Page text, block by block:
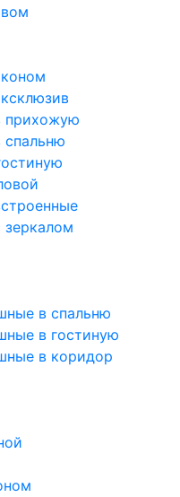
прихожую
в спальню
в гостиную
в коридор